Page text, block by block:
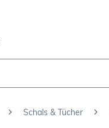
Schals & Tücher